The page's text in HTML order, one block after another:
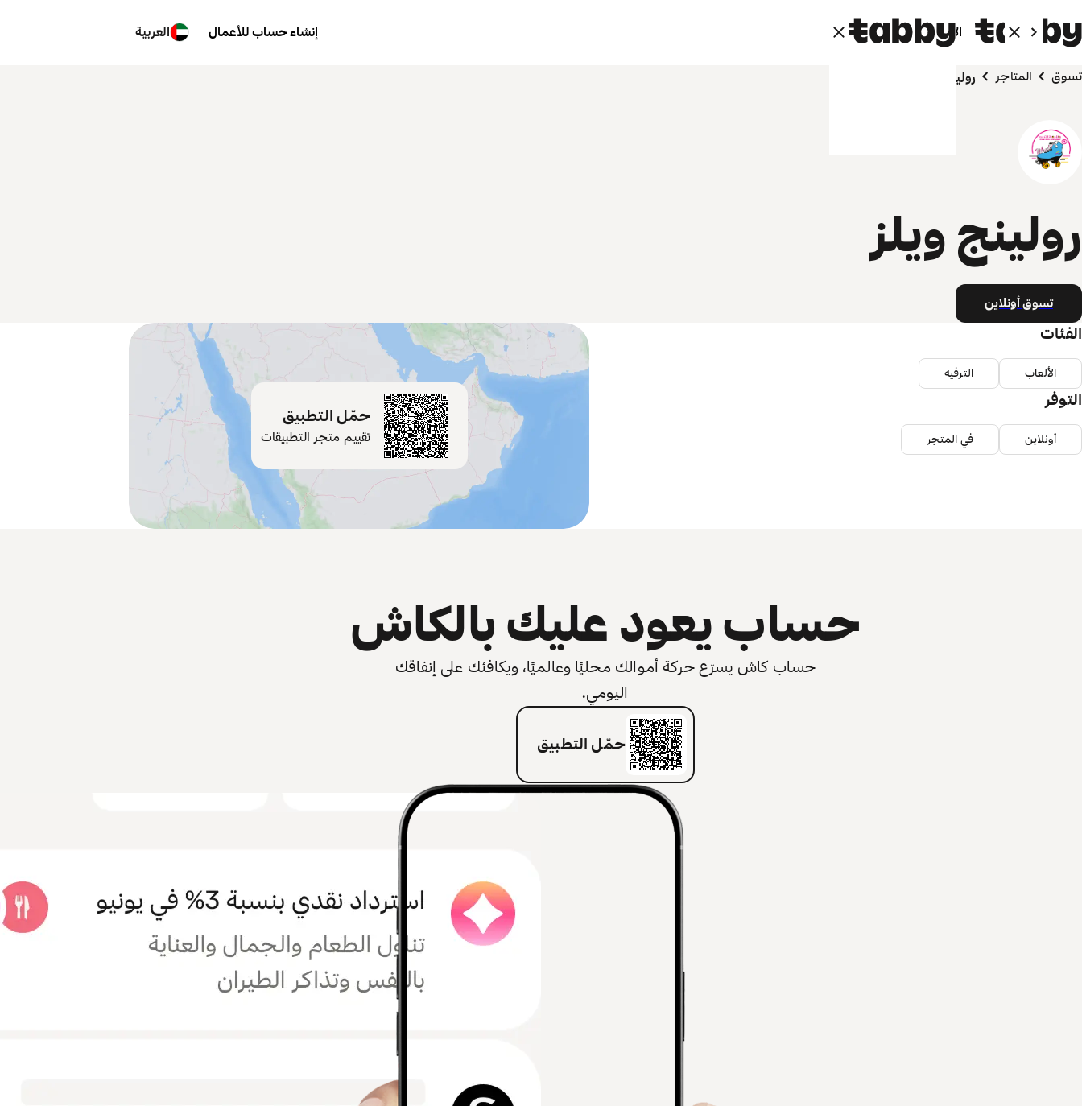
الأفراد الشركاء إنشاء حساب للأعمال العربية
تسوق المتاجر رولينج ويلز
رولينج ويلز
تسوق أونلاين
حمّل التطبيق
تقييم متجر التطبيقات
الفئات
الألعاب الترفيه
التوفر
أونلاين في المتجر
حساب يعود عليك بالكاش
حساب كاش يسرّع حركة أموالك محليًا وعالميًا، ويكافئك على إنفاقك
اليومي.
حمّل التطبيق